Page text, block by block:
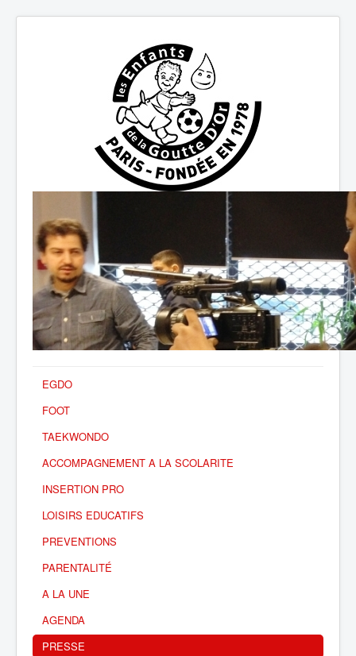
EGDO
FOOT
TAEKWONDO
ACCOMPAGNEMENT A LA SCOLARITE
INSERTION PRO
LOISIRS EDUCATIFS
PREVENTIONS
PARENTALITÉ
A LA UNE
AGENDA
PRESSE